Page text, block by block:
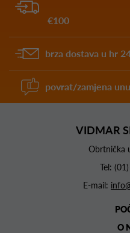
€100
brza dostava u hr
povrat/zamjena
VIDMAR
Obrtnička
Tel:
E-mail:
O